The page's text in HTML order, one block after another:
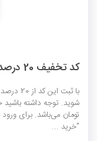
کد تخفیف 20 درصدی رباتیک آوات روبو
با ثبت
تومان می‌باشد. برای
"خرید ...